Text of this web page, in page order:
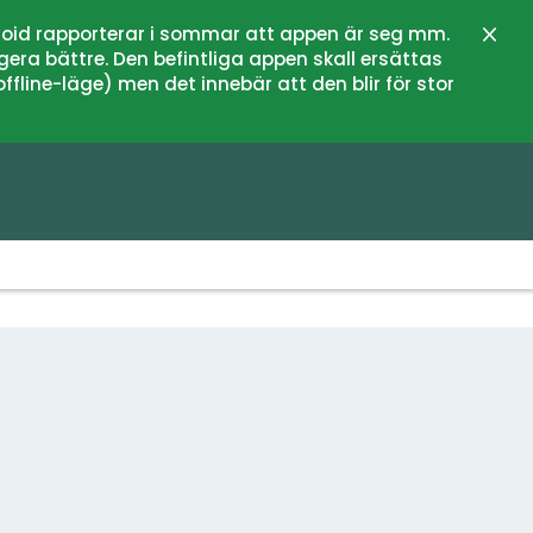
rapporterar i sommar att appen är seg mm.
bättre. Den befintliga appen skall ersättas
läge) men det innebär att den blir för stor